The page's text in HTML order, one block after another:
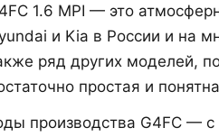
1.6 MPI — это
и Kia в России и на
ряд других моделей,
простая и
производства G4FC —